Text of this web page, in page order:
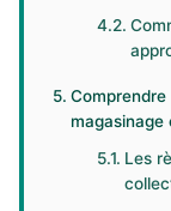
magasinage
Les